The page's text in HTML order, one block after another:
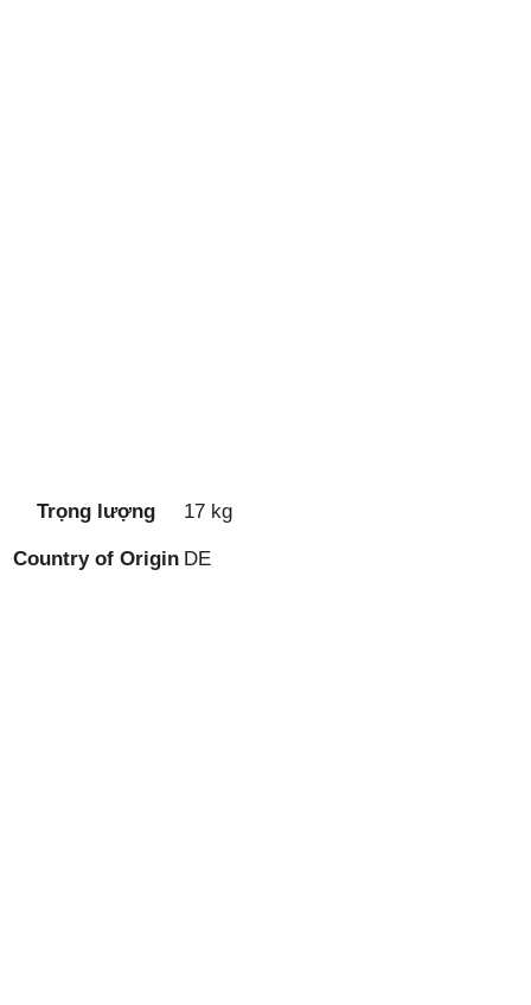
Trọng lượng 17 kg
Country of Origin DE